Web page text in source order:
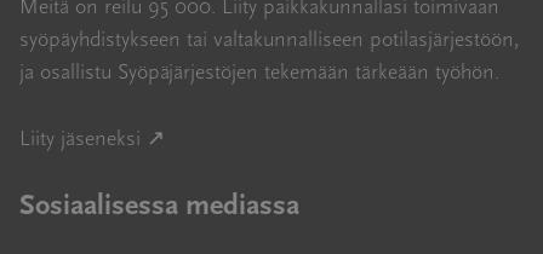
Meitä on reilu 95 000. Liity paikkakunnallasi toimivaan
syöpäyhdistykseen tai valtakunnalliseen potilasjärjestöön,
ja osallistu Syöpäjärjestöjen tekemään tärkeään työhön.
Liity jäseneksi ↗
Sosiaalisessa mediassa